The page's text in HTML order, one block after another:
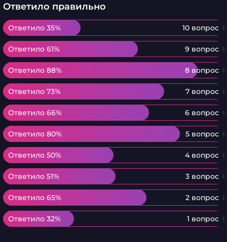
Ответило правильно
Ответило 35% 10 вопрос
Ответило 35%
Ответило 61% 9 вопрос
Ответило 61%
Ответило 88% 8 вопрос
Ответило 88%
Ответило 73% 7 вопрос
Ответило 73%
Ответило 66% 6 вопрос
Ответило 66%
Ответило 80% 5 вопрос
Ответило 80%
Ответило 50% 4 вопрос
Ответило 50%
Ответило 51% 3 вопрос
Ответило 51%
Ответило 65% 2 вопрос
Ответило 65%
Ответило 32% 1 вопрос
Ответило 32%